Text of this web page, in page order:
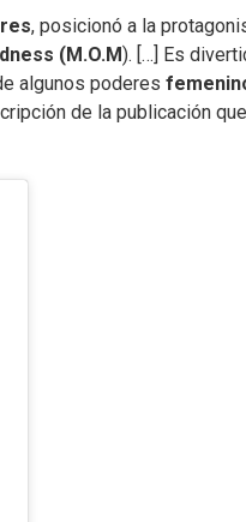
, posicionó a la
(M.O.M). […] Es
algunos poderes
de la publicación